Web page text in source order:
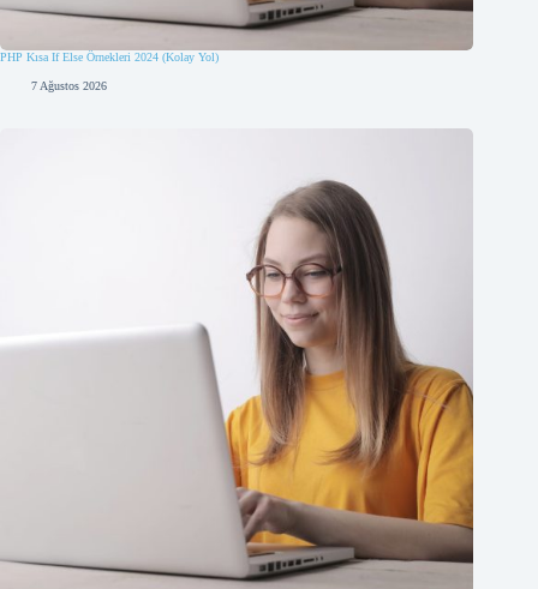
PHP Kısa If Else Örnekleri 2024 (Kolay Yol)
7 Ağustos 2026